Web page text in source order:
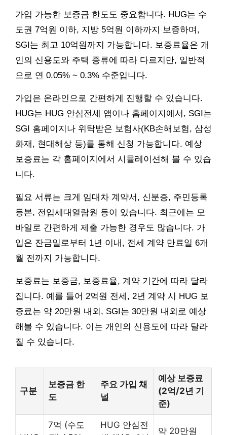
가입 가능한 보증금 한도도 중요합니다. HUG는 수
도권 7억원 이하, 지방 5억원 이하까지 보증하며,
SGI는 최고 10억원까지 가능합니다. 보증료율은 개
인의 신용도와 주택 종류에 따라 다르지만, 일반적
으로 연 0.05% ~ 0.3% 수준입니다.
가입은 온라인으로 간편하게 진행할 수 있습니다.
HUG는 HUG 안심전세 앱이나 홈페이지에서, SGI는
SGI 홈페이지나 위탁받은 보험사(KB손해보험, 삼성
화재, 현대해상 등)를 통해 신청 가능합니다. 예상
보증료는 각 홈페이지에서 시뮬레이션해 볼 수 있습
니다.
필요 서류는 크게 임대차 계약서, 신분증, 주민등록
등본, 전입세대열람원 등이 있습니다. 최근에는 모
바일로 간편하게 제출 가능한 경우도 많습니다. 가
입은 잔금일로부터 1년 이내, 전세 계약 만료일 6개
월 전까지 가능합니다.
보증료는 보증금, 보증료율, 계약 기간에 따라 달라
집니다. 예를 들어 2억원 전세, 2년 계약 시 HUG 보
증료는 약 20만원 내외, SGI는 30만원 내외로 예상
해볼 수 있습니다. 이는 개인의 신용도에 따라 달라
질 수 있습니다.
구분
보증금 한
도
주요 가입 채
널
예상 보증료
(2억/2년 기
준)
7억 (수도
HUG 안심전
약 20만원